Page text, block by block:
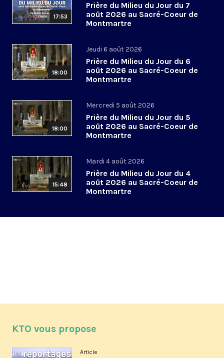
17:53
Prière du Milieu du Jour du 7
août 2026 au Sacré-Coeur de
Montmartre
18:00
Jeudi 6 août 2026
Prière du Milieu du Jour du 6
août 2026 au Sacré-Coeur de
Montmartre
18:00
Mercredi 5 août 2026
Prière du Milieu du Jour du 5
août 2026 au Sacré-Coeur de
Montmartre
15:48
Mardi 4 août 2026
Prière du Milieu du Jour du 4
août 2026 au Sacré-Coeur de
Montmartre
KTO vous propose
Article